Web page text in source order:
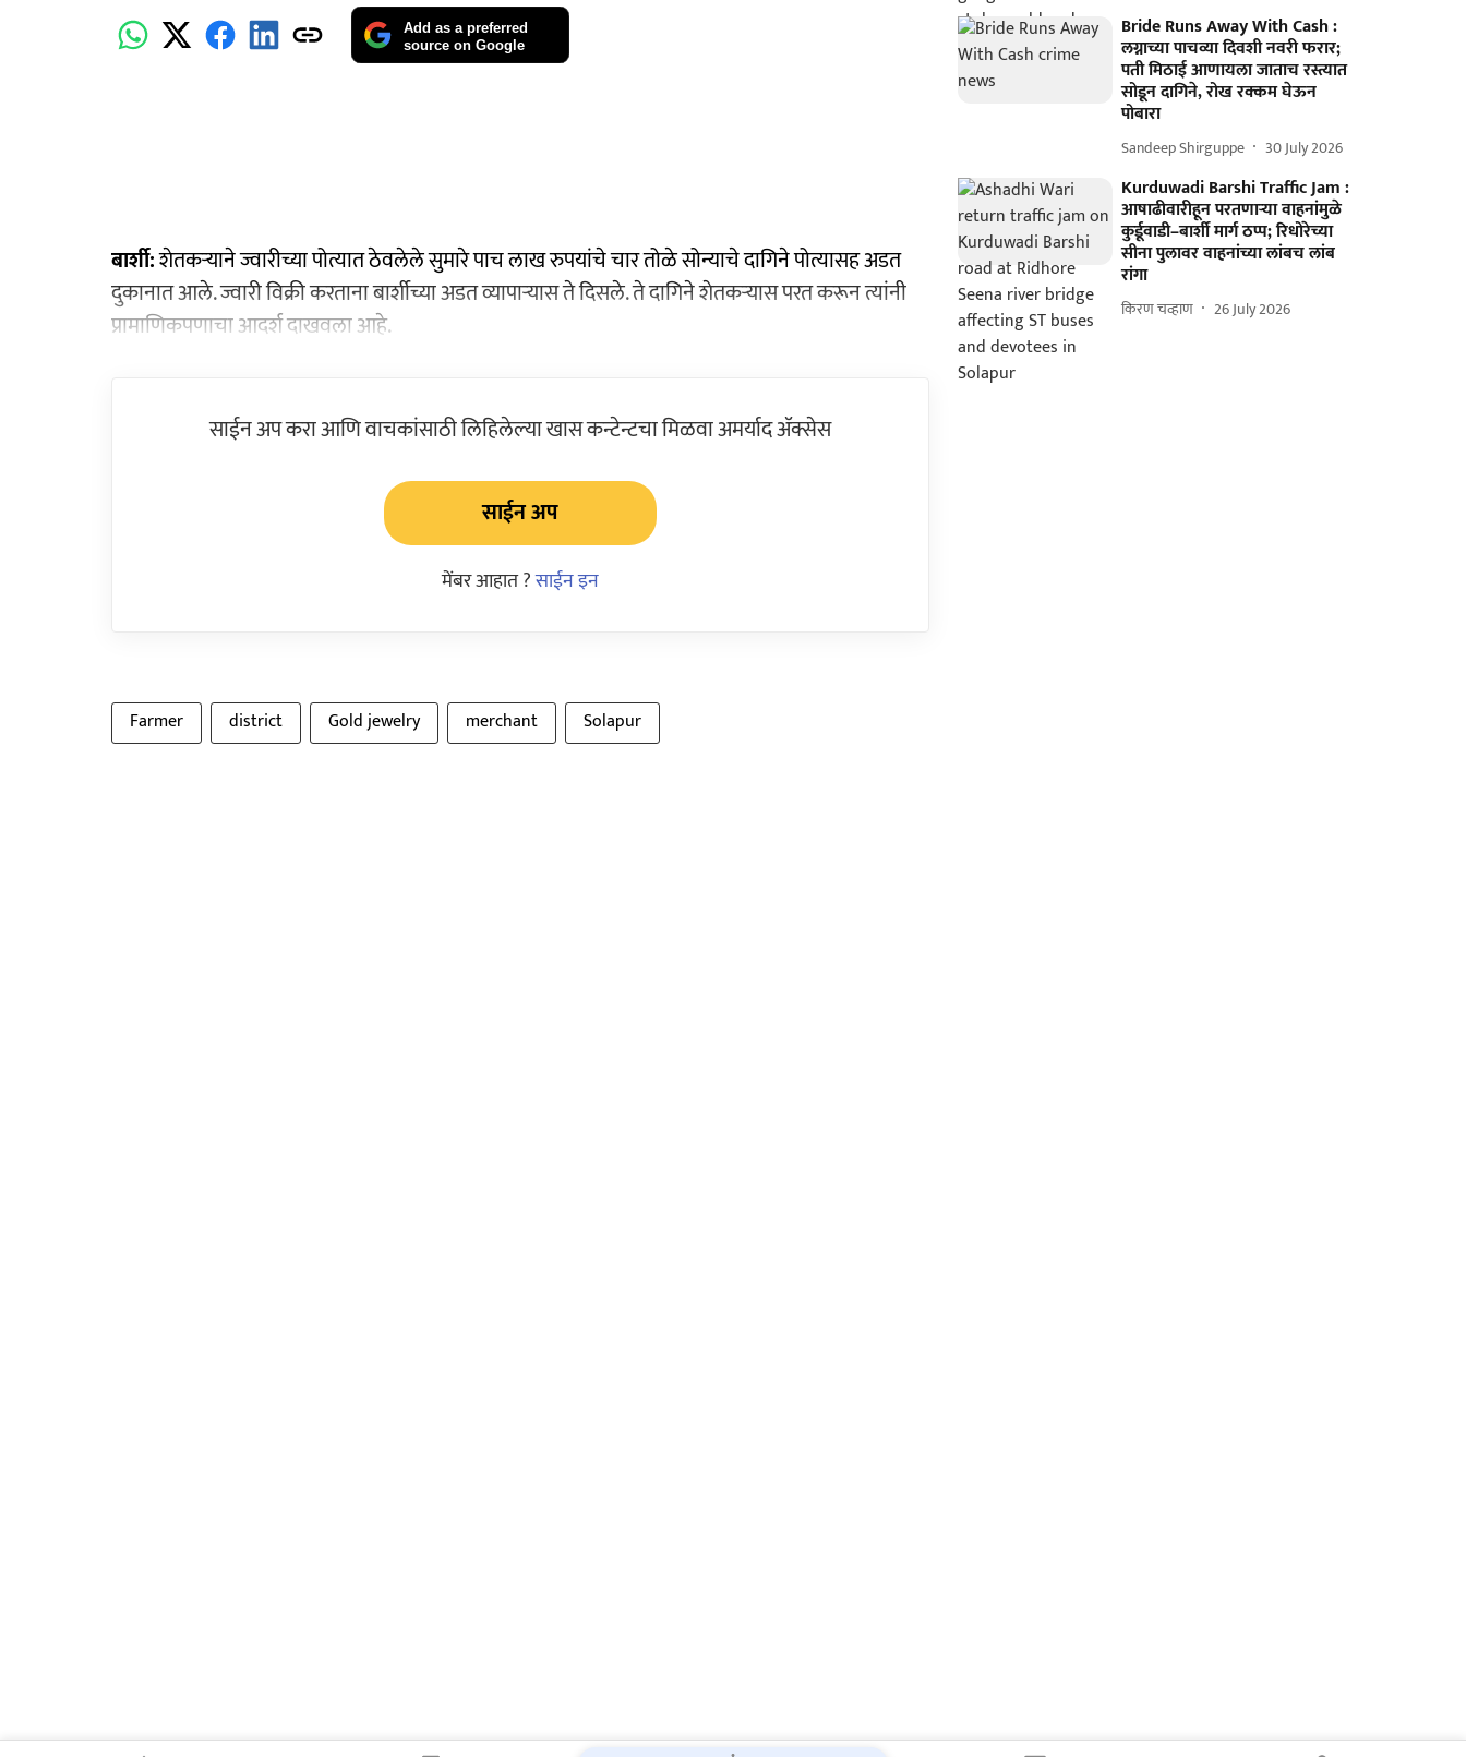
Add as a preferred
source on Google
बार्शी:शेतकऱ्याने ज्वारीच्या पोत्यात ठेवलेले सुमारे पाच लाख रुपयांचे चार तोळे सोन्याचे दागिने पोत्यासह अडत
दुकानात आले. ज्वारी विक्री करताना बार्शीच्या अडत व्यापाऱ्यास ते दिसले. ते दागिने शेतकऱ्यास परत करून त्यांनी
प्रामाणिकपणाचा आदर्श दाखवला आहे.
साईन अप करा आणि वाचकांसाठी लिहिलेल्या खास कन्टेन्टचा मिळवा अमर्याद ॲक्सेस
साईन अप
मेंबर आहात ?साईन इन
Farmer district Gold jewelry merchant Solapur
Bride Runs Away With Cash :
लग्नाच्या पाचव्या दिवशी नवरी फरार;
पती मिठाई आणायला जाताच रस्त्यात
सोडून दागिने, रोख रक्कम घेऊन
पोबारा
Sandeep Shirguppe 30 July 2026
Kurduwadi Barshi Traffic Jam :
आषाढीवारीहून परतणाऱ्या वाहनांमुळे
कुर्डूवाडी–बार्शी मार्ग ठप्प; रिधोरेच्या
सीना पुलावर वाहनांच्या लांबच लांब
रांगा
किरण चव्हाण 26 July 2026